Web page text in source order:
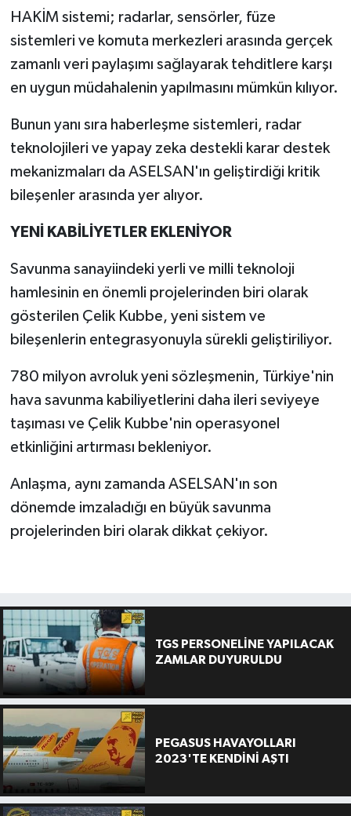
HAKİM sistemi; radarlar, sensörler, füze
sistemleri ve komuta merkezleri arasında gerçek
zamanlı veri paylaşımı sağlayarak tehditlere karşı
en uygun müdahalenin yapılmasını mümkün kılıyor.
Bunun yanı sıra haberleşme sistemleri, radar
teknolojileri ve yapay zeka destekli karar destek
mekanizmaları da ASELSAN'ın geliştirdiği kritik
bileşenler arasında yer alıyor.
YENİ KABİLİYETLER EKLENİYOR
Savunma sanayiindeki yerli ve milli teknoloji
hamlesinin en önemli projelerinden biri olarak
gösterilen Çelik Kubbe, yeni sistem ve
bileşenlerin entegrasyonuyla sürekli geliştiriliyor.
780 milyon avroluk yeni sözleşmenin, Türkiye'nin
hava savunma kabiliyetlerini daha ileri seviyeye
taşıması ve Çelik Kubbe'nin operasyonel
etkinliğini artırması bekleniyor.
Anlaşma, aynı zamanda ASELSAN'ın son
dönemde imzaladığı en büyük savunma
projelerinden biri olarak dikkat çekiyor.
TGS PERSONELİNE YAPILACAK
ZAMLAR DUYURULDU
PEGASUS HAVAYOLLARI
2023'TE KENDİNİ AŞTI